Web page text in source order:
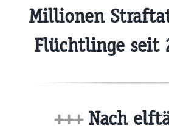
Millionen
Flüchtlinge seit
+++Nach